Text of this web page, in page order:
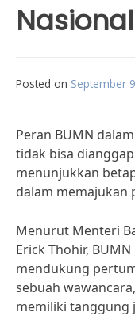
Posted on September
Peran BUMN
tidak bisa
menunjukkan
dalam memajukan
Menurut Menteri
Erick Thohir,
mendukung
sebuah
memiliki tanggung